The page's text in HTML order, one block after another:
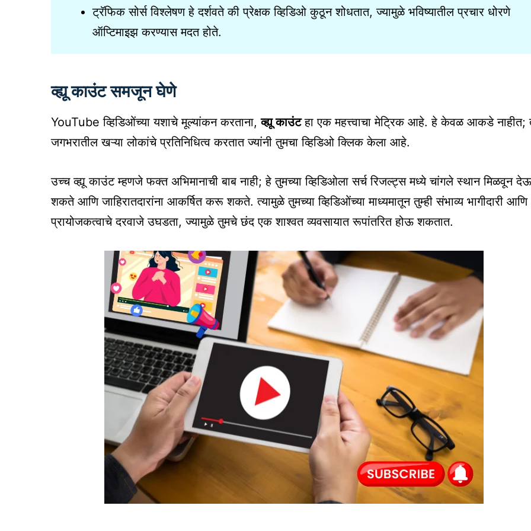
ट्रॅफिक सोर्स विश्लेषण हे दर्शवते की प्रेक्षक व्हिडिओ कुठून शोधतात, ज्यामुळे भविष्यातील प्रचार धोरणे
ऑप्टिमाइझ करण्यास मदत होते.
व्ह्यू काउंट समजून घेणे
YouTube व्हिडिओंच्या यशाचे मूल्यांकन करताना,व्ह्यू काउंटहा एक महत्त्वाचा मेट्रिक आहे. हे केवळ आकडे नाहीत;
जगभरातील खऱ्या लोकांचे प्रतिनिधित्व करतात ज्यांनी तुमचा व्हिडिओ क्लिक केला आहे.
उच्च व्ह्यू काउंट म्हणजे फक्त अभिमानाची बाब नाही; हे तुमच्या व्हिडिओला सर्च रिजल्ट्स मध्ये चांगले स्थान मिळवून देऊ
शकते आणि जाहिरातदारांना आकर्षित करू शकते. त्यामुळे तुमच्या व्हिडिओंच्या माध्यमातून तुम्ही संभाव्य भागीदारी आणि
प्रायोजकत्वाचे दरवाजे उघडता, ज्यामुळे तुमचे छंद एक शाश्वत व्यवसायात रूपांतरित होऊ शकतात.